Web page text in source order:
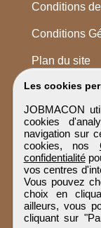
Les cookies
JOBMACON
cookies
navigation sur
cookies, nos
confidentialité
vos centres
Vous pouvez
choix en
ailleurs, vous
cliquant sur
Conditions
Conditions
Plan du site